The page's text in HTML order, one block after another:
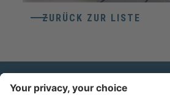
ZURÜCK ZUR LISTE